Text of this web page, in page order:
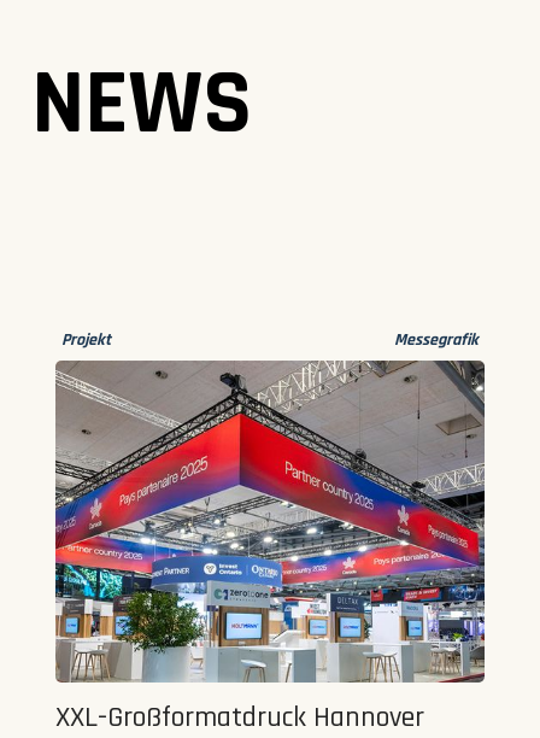
NEWS
NEWS
Projekt Messegrafik
XXL-Großformatdruck Hannover